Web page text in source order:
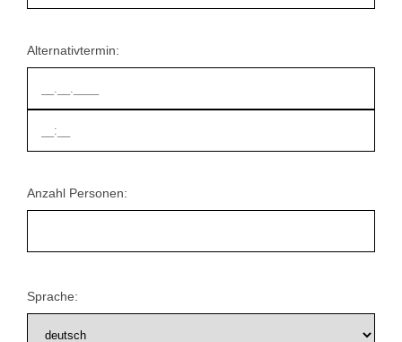
Alternativtermin:
Anzahl Personen:
Sprache: